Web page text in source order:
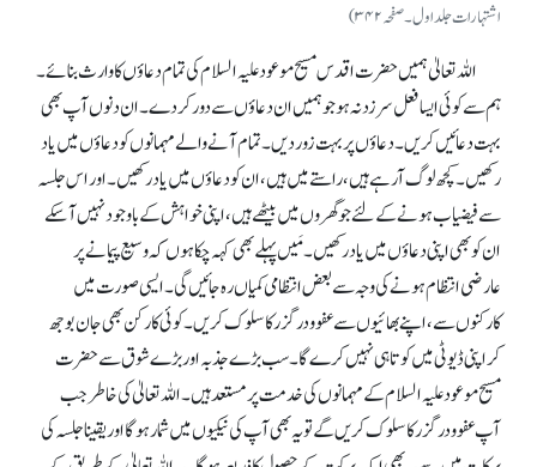
اشتہارات جلداول۔ صفحہ ۳۴۲)
اللہ تعالیٰ ہمیں حضرت اقدس مسیح موعود علیہ السلام کی تمام دعاؤں کاوارث بنائے۔
ہم سے کوئی ایسا فعل سرزد نہ ہو جو ہمیں ان دعاؤں سے دور کردے۔ان دنوں آپ بھی
بہت دعائیں کریں ۔ دعاؤں پر بہت زور دیں ۔ تمام آنے والے مہمانوں کو دعاؤں میں یاد
رکھیں ۔ کچھ لوگ آرہے ہیں ،راستے میں ہیں ،ان کو دعاؤں میں یاد رکھیں ۔ اور اس جلسہ
سے فیضیاب ہونے کے لئے جو گھروں میں بیٹھے ہیں ، اپنی خواہش کے باوجود نہیں آ سکے
ان کو بھی اپنی دعاؤں میں یاد رکھیں ۔مَیں پہلے بھی کہہ چکا ہوں کہ وسیع پیمانے پر
عارضی انتظام ہونے کی وجہ سے بعض انتظامی کمیاں رہ جائیں گی۔ایسی صورت میں
کارکنوں سے، اپنے بھائیوں سے عفو و درگزر کا سلوک کریں ۔کوئی کارکن بھی جان بوجھ
کر اپنی ڈیوٹی میں کوتاہی نہیں کرے گا۔سب بڑے جذبہ اور بڑے شوق سے حضرت
مسیح موعود علیہ السلام کے مہمانوں کی خدمت پر مستعد ہیں ۔اللہ تعالیٰ کی خاطر جب
آپ عفو ودرگزر کا سلوک کریں گے تو یہ بھی آپ کی نیکیوں میں شمار ہوگااور یقینا جلسہ کی